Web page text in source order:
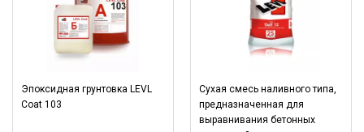
Эпоксидная грунтовка LEVL
Coat 103
Сухая смесь наливного типа,
предназначенная для
выравнивания бетонных